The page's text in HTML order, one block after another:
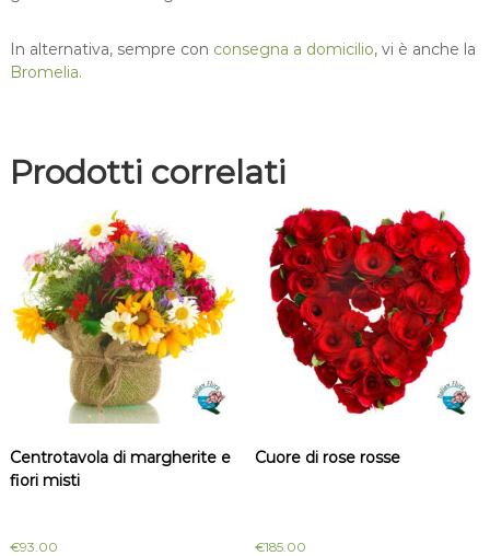
In alternativa, sempre con consegna a domicilio, vi è anche la
Bromelia.
Prodotti correlati
Centrotavola di margherite e
fiori misti
€93.00
Cuore di rose rosse
€185.00